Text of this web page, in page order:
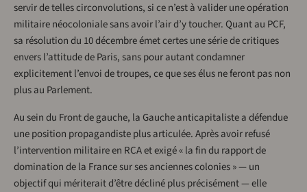
servir de telles circonvolutions, si ce n’est à valider une opération
militaire néocoloniale sans avoir l’air d’y toucher. Quant au PCF,
sa résolution du 10 décembre émet certes une série de critiques
envers l’attitude de Paris, sans pour autant condamner
explicitement l’envoi de troupes, ce que ses élus ne feront pas non
plus au Parlement.
Au sein du Front de gauche, la Gauche anticapitaliste a défendue
une position propagandiste plus articulée. Après avoir refusé
l’intervention militaire en RCA et exigé « la fin du rapport de
domination de la France sur ses anciennes colonies » — un
objectif qui mériterait d’être décliné plus précisément — elle